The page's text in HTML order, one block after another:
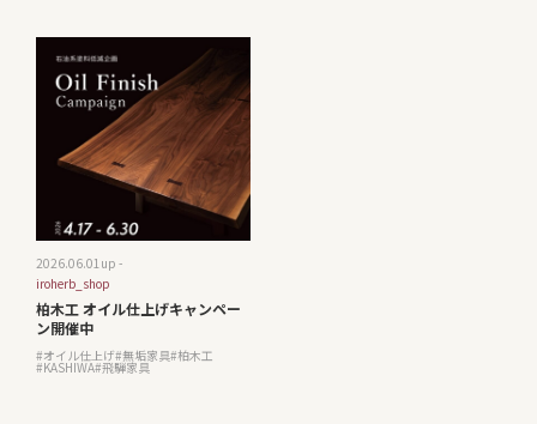
柏木工 オイル仕上げキャンペー
ン開催中
2026.06.01up -
iroherb_shop
オイル仕上げ 無垢家具 柏木工
KASHIWA 飛騨家具